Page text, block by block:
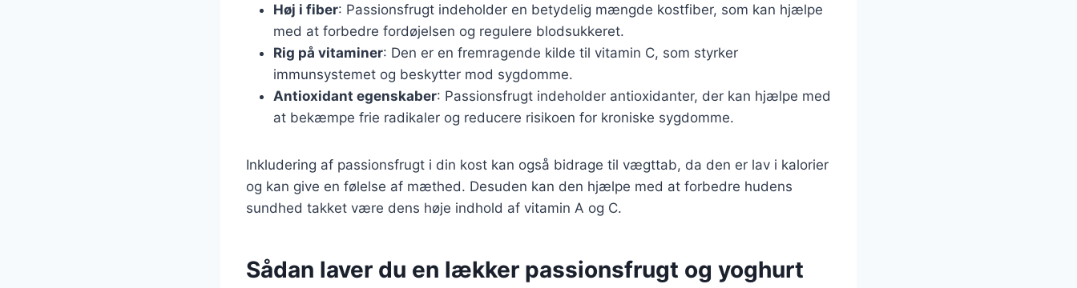
Høj i fiber: Passionsfrugt indeholder en betydelig mængde kostfiber, som kan hjælpe
med at forbedre fordøjelsen og regulere blodsukkeret.
Rig på vitaminer: Den er en fremragende kilde til vitamin C, som styrker
immunsystemet og beskytter mod sygdomme.
Antioxidant egenskaber: Passionsfrugt indeholder antioxidanter, der kan hjælpe med
at bekæmpe frie radikaler og reducere risikoen for kroniske sygdomme.
Inkludering af passionsfrugt i din kost kan også bidrage til vægttab, da den er lav i kalorier
og kan give en følelse af mæthed. Desuden kan den hjælpe med at forbedre hudens
sundhed takket være dens høje indhold af vitamin A og C.
Sådan laver du en lækker passionsfrugt og yoghurt